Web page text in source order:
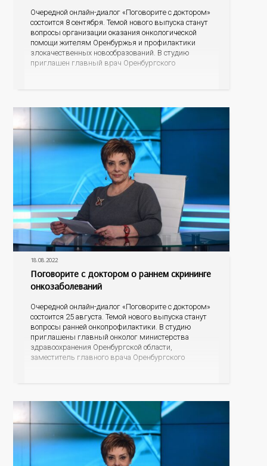
Очередной онлайн-диалог «Поговорите с доктором»
состоится 8 сентября. Темой нового выпуска станут
вопросы организации оказания онкологической
помощи жителям Оренбуржья и профилактики
злокачественных новообразований. В студию
приглашен главный врач Оренбургского
время диспансеризации определять опухоли
различных локализаций на ранних стадиях,
18.08.2022
Поговорите с доктором о раннем скрининге
онкозаболеваний
Очередной онлайн-диалог «Поговорите с доктором»
состоится 25 августа. Темой нового выпуска станут
вопросы ранней онкопрофилактики. В студию
приглашены главный онколог министерства
здравоохранения Оренбургской области,
заместитель главного врача Оренбургского
Разговор пойдет о профилактике онкологических
заболеваний, а именно о скрининговых